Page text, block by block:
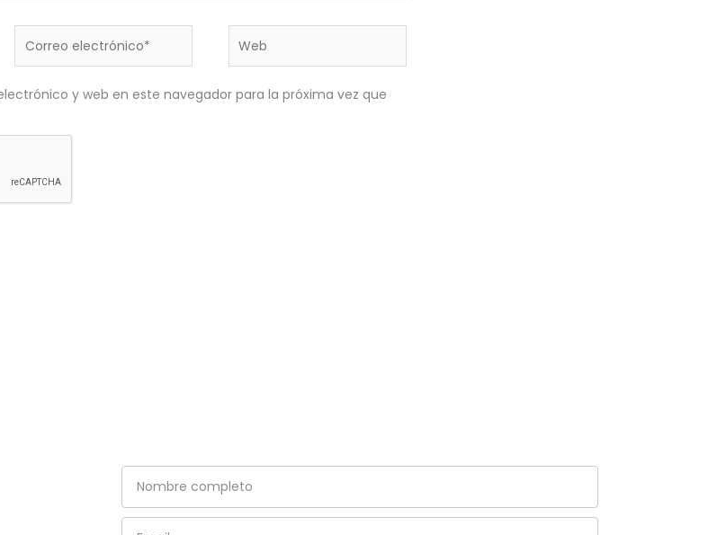
electrónico*
y web en este navegador para la próxima vez que
completo